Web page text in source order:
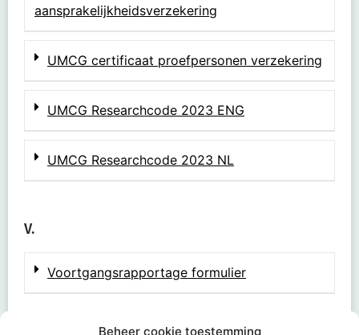
Beheer cookie toestemming
aansprakelijkheidsverzekering
UMCG certificaat proefpersonen verzekering
UMCG Researchcode 2023 ENG
UMCG Researchcode 2023 NL
V.
Voortgangsrapportage formulier